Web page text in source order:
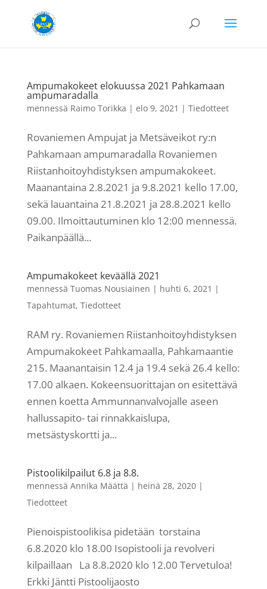
Ampumakokeet elokuussa 2021 Pahkamaan
ampumaradalla
mennessä Raimo Torikka | elo 9, 2021 | Tiedotteet
Rovaniemen Ampujat ja Metsäveikot ry:n
Pahkamaan ampumaradalla Rovaniemen
Riistanhoitoyhdistyksen ampumakokeet.
Maanantaina 2.8.2021 ja 9.8.2021 kello 17.00,
sekä lauantaina 21.8.2021 ja 28.8.2021 kello
09.00. Ilmoittautuminen klo 12:00 mennessä.
Paikanpäällä...
Ampumakokeet keväällä 2021
mennessä Tuomas Nousiainen | huhti 6, 2021 |
Tapahtumat, Tiedotteet
RAM ry. Rovaniemen Riistanhoitoyhdistyksen
Ampumakokeet Pahkamaalla, Pahkamaantie
215. Maanantaisin 12.4 ja 19.4 sekä 26.4 kello:
17.00 alkaen. Kokeensuorittajan on esitettävä
ennen koetta Ammunnanvalvojalle aseen
hallussapito- tai rinnakkaislupa,
metsästyskortti ja...
Pistoolikilpailut 6.8 ja 8.8.
mennessä Annika Määttä | heinä 28, 2020|
Tiedotteet
Pienoispistoolikisa pidetään torstaina
6.8.2020 klo 18.00 Isopistooli ja revolveri
kilpaillaan La 8.8.2020 klo 12.00 Tervetuloa!
Erkki Jäntti Pistoolijaosto